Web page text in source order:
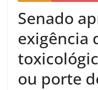
Senado
exigência
ou porte